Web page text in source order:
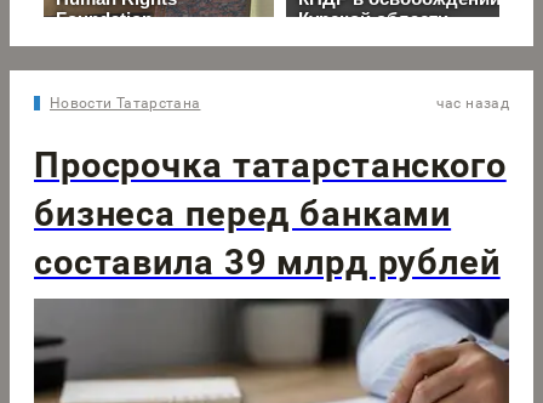
Новости Татарстана час назад
Просрочка татарстанского
бизнеса перед банками
составила 39 млрд рублей